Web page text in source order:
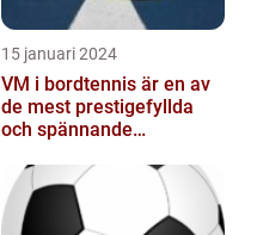
15 januari 2024
VM i bordtennis är en av
de mest prestigefyllda
och spännande
sporten varje år